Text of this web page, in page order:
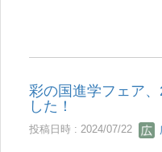
彩の国進学フェア
した！
投稿日時 : 2024/07/22